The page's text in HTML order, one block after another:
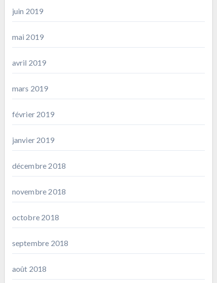
juin 2019
mai 2019
avril 2019
mars 2019
février 2019
janvier 2019
décembre 2018
novembre 2018
octobre 2018
septembre 2018
août 2018